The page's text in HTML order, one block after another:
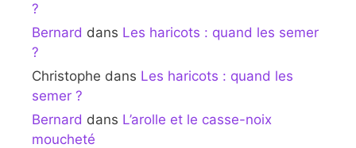
?
Bernard dans Les haricots : quand les semer
?
Christophe dans Les haricots : quand les
semer ?
Bernard dans L’arolle et le casse-noix
moucheté